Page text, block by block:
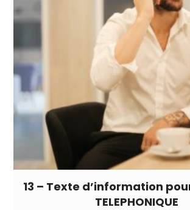
13 – Texte d’information
TELEPHONIQUE